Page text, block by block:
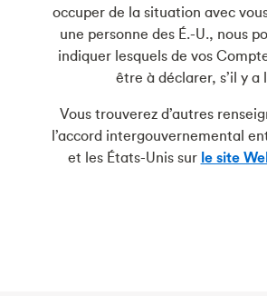
occuper de la situation avec
une personne des É.-U., nous
indiquer lesquels de vos
être à déclarer, s’il y a
Vous trouverez d’autres
l’accord intergouvernemental
et les États-Unis sur le site